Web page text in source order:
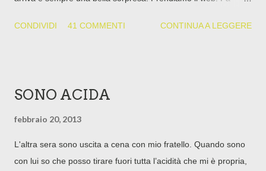
ostentato, ma il blog a volte mi ha dato lavoro. Anche il lavoro
mattino e sono felice. Non mi hanno chiesto quanti lettori ho:
mi hanno detto "scrivi bene". Poi avere un blog mi ha fatto
conosciuto. Certo, avrei potuto conoscere un sacco di gente
figa anche facendo couch-surfing. Però insomma. Ve ne dico
CONDIVIDI 41 COMMENTI CONTINUA A LEGGERE
SONO ACIDA
febbraio 20, 2013
L'altra sera sono uscita a cena con mio fratello. Quando sono
con lui so che posso tirare fuori tutta l’acidità che mi è propria,